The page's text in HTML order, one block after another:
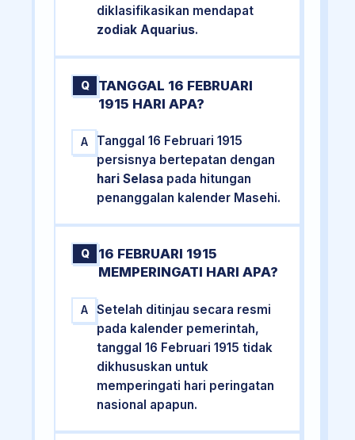
diklasifikasikan mendapat
zodiak Aquarius.
Q
TANGGAL 16 FEBRUARI
1915 HARI APA?
A
Tanggal 16 Februari 1915
persisnya bertepatan dengan
hari Selasa pada hitungan
penanggalan kalender Masehi.
Q
16 FEBRUARI 1915
MEMPERINGATI HARI APA?
A
Setelah ditinjau secara resmi
pada kalender pemerintah,
tanggal 16 Februari 1915 tidak
dikhususkan untuk
memperingati hari peringatan
nasional apapun.